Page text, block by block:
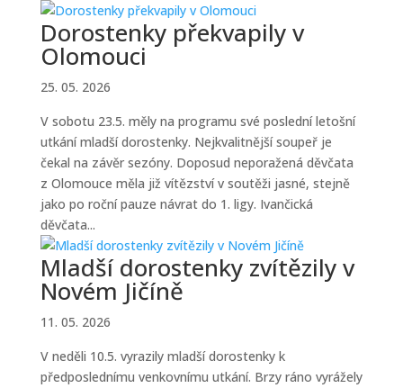
Dorostenky překvapily v
Olomouci
25. 05. 2026
V sobotu 23.5. měly na programu své poslední letošní
utkání mladší dorostenky. Nejkvalitnější soupeř je
čekal na závěr sezóny. Doposud neporažená děvčata
z Olomouce měla již vítězství v soutěži jasné, stejně
jako po roční pauze návrat do 1. ligy. Ivančická
děvčata...
Mladší dorostenky zvítězily v
Novém Jičíně
11. 05. 2026
V neděli 10.5. vyrazily mladší dorostenky k
předposlednímu venkovnímu utkání. Brzy ráno vyrážely